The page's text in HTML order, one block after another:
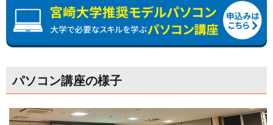
パソコン講座の様子
教科書・教材を購入する
宮崎大学推奨パソコン